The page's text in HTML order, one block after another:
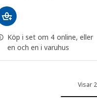
Köp i set om 4 online, eller
en och en i varuhus
Visar